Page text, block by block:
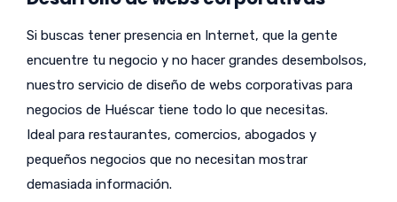
Si buscas tener presencia en Internet, que la gente
encuentre tu negocio y no hacer grandes desembolsos,
nuestro servicio de diseño de webs corporativas para
negocios de Huéscar tiene todo lo que necesitas.
Ideal para restaurantes, comercios, abogados y
pequeños negocios que no necesitan mostrar
demasiada información.